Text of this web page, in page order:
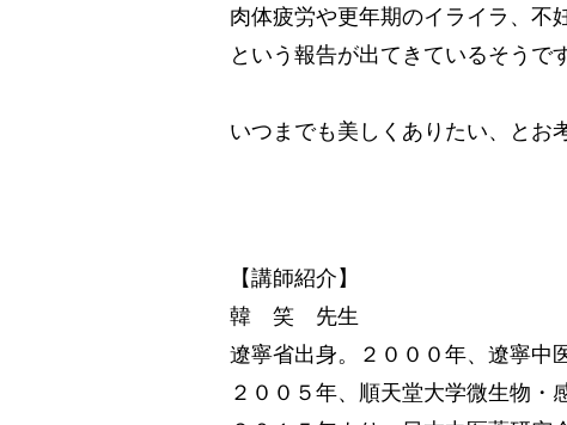
肉体疲労や更年期のイライラ、不
という報告が出てきているそうで
いつまでも美しくありたい、とお
【講師紹介】
韓 笑 先生
遼寧省出身。２０００年、遼寧中
２００５年、順天堂大学微生物・